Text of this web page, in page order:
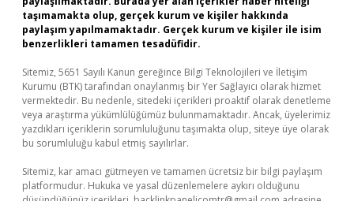
taşımamakta olup, gerçek kurum ve kişiler hakkında
paylaşım yapılmamaktadır. Gerçek kurum ve kişiler ile isim
benzerlikleri tamamen tesadüfidir.
Sitemiz, 5651 Sayılı Kanun gereğince Bilgi Teknolojileri ve İletişim
Kurumu (BTK) tarafından onaylanmış bir Yer Sağlayıcı olarak hizmet
vermektedir. Bu nedenle, sitedeki içerikleri proaktif olarak denetleme
veya araştırma yükümlülüğümüz bulunmamaktadır. Ancak, üyelerimiz
yazdıkları içeriklerin sorumluluğunu taşımakta olup, siteye üye olarak
bu sorumluluğu kabul etmiş sayılırlar.
Sitemiz, kar amacı gütmeyen ve tamamen ücretsiz bir bilgi paylaşım
platformudur. Hukuka ve yasal düzenlemelere aykırı olduğunu